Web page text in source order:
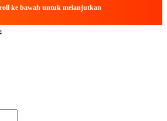
ke bawah untuk melanjutkan